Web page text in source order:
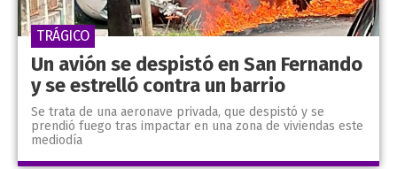
Un avión se despistó en San Fernando
y se estrelló contra un barrio
Se trata de una aeronave privada, que despistó y se
prendió fuego tras impactar en una zona de viviendas este
mediodía
TRÁGICO